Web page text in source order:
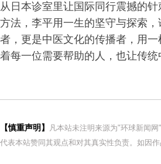
从日本诊室里让国际同行震撼的
方法，李平用一生的坚守与探索
者，更是中医文化的传播者，用
着每一位需要帮助的人，也让传
【慎重声明】
凡本站未注明来源为"环球新闻
代表本站赞同其观点和对其真实性负责。如因